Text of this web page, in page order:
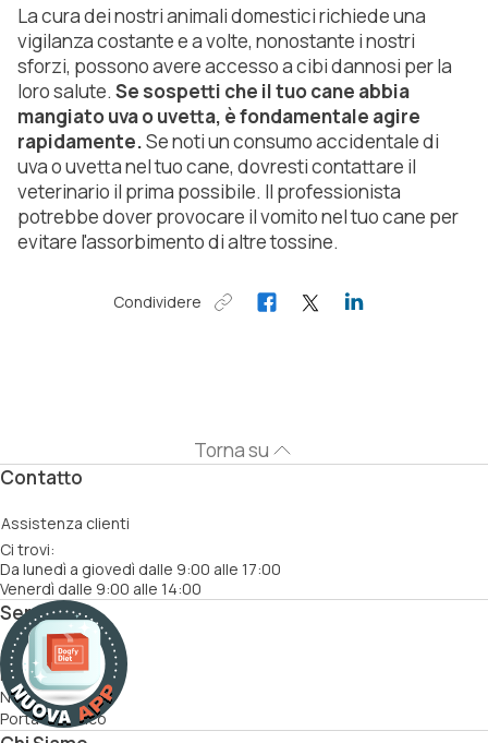
La cura dei nostri animali domestici richiede una
vigilanza costante e a volte, nonostante i nostri
sforzi, possono avere accesso a cibi dannosi per la
loro salute. Se sospetti che il tuo cane abbia
mangiato uva o uvetta, è fondamentale agire
rapidamente.Se noti un consumo accidentale di
uva o uvetta nel tuo cane, dovresti contattare il
veterinario il prima possibile. Il professionista
potrebbe dover provocare il vomito nel tuo cane per
evitare l'assorbimento di altre tossine.
Condividere
Torna su
Contatto
Assistenza clienti
Ci trovi:
Da lunedì a giovedì dalle 9:00 alle 17:00
Venerdì dalle 9:00 alle 14:00
Servizi
Come funziona
Ricette
Nutrizionisti
Porta un amico